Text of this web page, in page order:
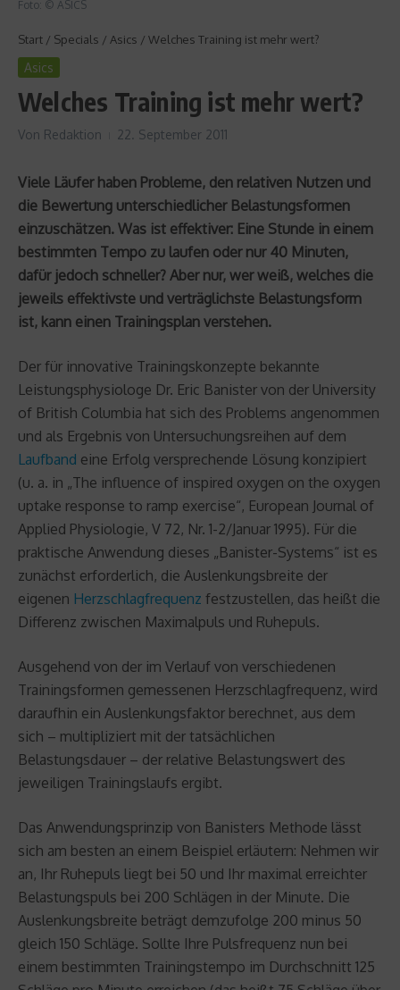
Foto: © ASICS
Start / Specials / Asics / Welches Training ist mehr wert?
Asics
Welches Training ist mehr wert?
Von Redaktion 22. September 2011
Viele Läufer haben Probleme, den relativen Nutzen und
die Bewertung unterschiedlicher Belastungsformen
einzuschätzen. Was ist effektiver: Eine Stunde in einem
bestimmten Tempo zu laufen oder nur 40 Minuten,
dafür jedoch schneller? Aber nur, wer weiß, welches die
jeweils effektivste und verträglichste Belastungsform
ist, kann einen Trainingsplan verstehen.
Der für innovative Trainingskonzepte bekannte
Leistungsphysiologe Dr. Eric Banister von der University
of British Columbia hat sich des Problems angenommen
und als Ergebnis von Untersuchungsreihen auf dem
Laufband eine Erfolg versprechende Lösung konzipiert
(u. a. in „The influence of inspired oxygen on the oxygen
uptake response to ramp exercise“, European Journal of
Applied Physiologie, V 72, Nr. 1-2/Januar 1995). Für die
praktische Anwendung dieses „Banister-Systems“ ist es
zunächst erforderlich, die Auslenkungsbreite der
eigenen Herzschlagfrequenz festzustellen, das heißt die
Differenz zwischen Maximalpuls und Ruhepuls.
Ausgehend von der im Verlauf von verschiedenen
Trainingsformen gemessenen Herzschlagfrequenz, wird
daraufhin ein Auslenkungsfaktor berechnet, aus dem
sich – multipliziert mit der tatsächlichen
Belastungsdauer – der relative Belastungswert des
jeweiligen Trainingslaufs ergibt.
Das Anwendungsprinzip von Banisters Methode lässt
sich am besten an einem Beispiel erläutern: Nehmen wir
an, Ihr Ruhepuls liegt bei 50 und Ihr maximal erreichter
Belastungspuls bei 200 Schlägen in der Minute. Die
Auslenkungsbreite beträgt demzufolge 200 minus 50
gleich 150 Schläge. Sollte Ihre Pulsfrequenz nun bei
einem bestimmten Trainingstempo im Durchschnitt 125